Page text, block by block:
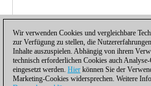
Wir verwenden Cookies und vergleichbare
zur Verfügung zu stellen, die
Inhalte auszuspielen. Abhängig von ihrem
technisch erforderlichen Cookies auch
eingesetzt werden. Hier können Sie der
Marketing-Cookies widersprechen. Weitere